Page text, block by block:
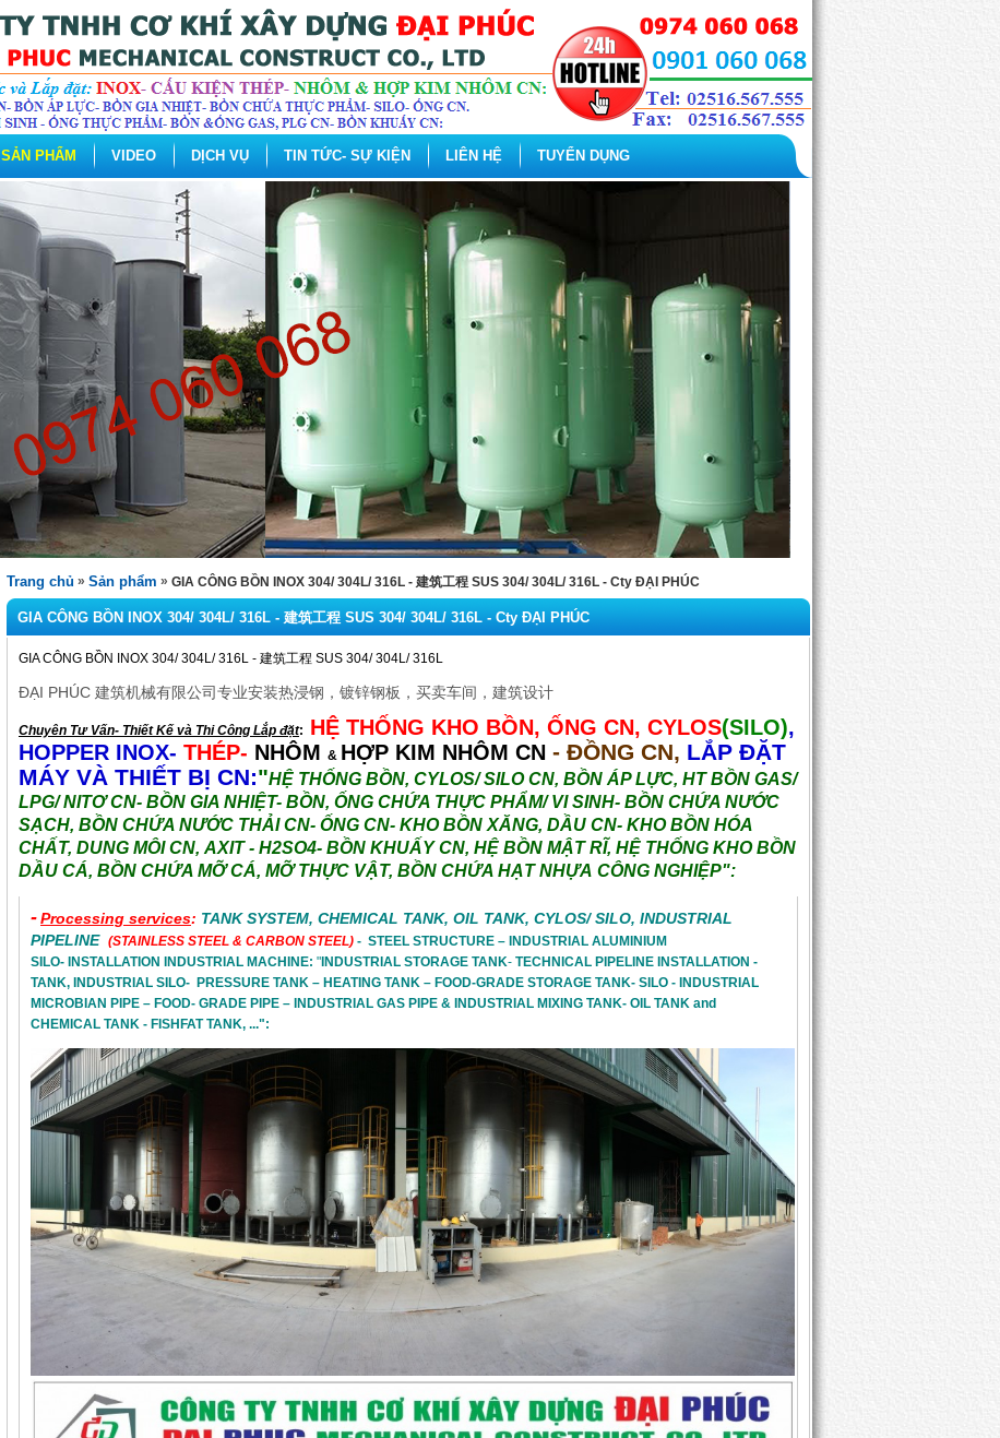
SẢN PHẨM VIDEO DỊCH VỤ TIN TỨC- SỰ KIỆN LIÊN HỆ TUYỂN DỤNG
Trang chủ » Sản phẩm » GIA CÔNG BỒN INOX 304/ 304L/ 316L - 建筑工程 SUS 304/ 304L/ 316L - Cty ĐẠI PHÚC
GIA CÔNG BỒN INOX 304/ 304L/ 316L - 建筑工程 SUS 304/ 304L/ 316L - Cty ĐẠI PHÚC
GIA CÔNG BỒN INOX 304/ 304L/ 316L - 建筑工程 SUS 304/ 304L/ 316L
ĐẠI PHÚC 建筑机械有限公司专业安装热浸钢，镀锌钢板，买卖车间，建筑设计
Chuyên Tư Vấn- Thiết Kế và Thi Công Lắp đặt: HỆ THỐNG KHO BỒN, ỐNG CN, CYLOS(SILO),
HOPPER INOX- THÉP- NHÔM & HỢP KIM NHÔM CN - ĐỒNG CN, LẮP ĐẶT
MÁY VÀ THIẾT BỊ CN:"HỆ THỐNG BỒN, CYLOS/ SILO CN, BỒN ÁP LỰC, HT BỒN GAS/
LPG/ NITƠ CN- BỒN GIA NHIỆT- BỒN, ỐNG CHỨA THỰC PHẨM/ VI SINH- BỒN CHỨA NƯỚC
SẠCH, BỒN CHỨA NƯỚC THẢI CN- ỐNG CN- KHO BỒN XĂNG, DẦU CN- KHO BỒN HÓA
CHẤT, DUNG MÔI CN, AXIT - H2SO4- BỒN KHUẤY CN, HỆ BỒN MẬT RĨ, HỆ THỐNG KHO BỒN
DẦU CÁ, BỒN CHỨA MỠ CÁ, MỠ THỰC VẬT, BỒN CHỨA HẠT NHỰA CÔNG NGHIỆP":
-Processing services: TANK SYSTEM, CHEMICAL TANK, OIL TANK, CYLOS/ SILO, INDUSTRIAL
PIPELINE (STAINLESS STEEL & CARBON STEEL) -  STEEL STRUCTURE – INDUSTRIAL ALUMINIUM
SILO- INSTALLATION INDUSTRIAL MACHINE: " INDUSTRIAL STORAGE TANK- TECHNICAL PIPELINE INSTALLATION -
TANK, INDUSTRIAL SILO-  PRESSURE TANK – HEATING TANK – FOOD-GRADE STORAGE TANK- SILO - INDUSTRIAL
MICROBIAN PIPE – FOOD- GRADE PIPE – INDUSTRIAL GAS PIPE & INDUSTRIAL MIXING TANK- OIL TANK and
CHEMICAL TANK - FISHFAT TANK, ...":